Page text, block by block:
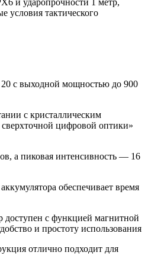
и ударопрочности 1 метр,
условия тактического
20 с выходной мощностью до 900
с кристаллическим
цифровой оптики»
а пиковая интенсивность — 16
обеспечивает время
с функцией магнитной
и простоту использования
отлично подходит для